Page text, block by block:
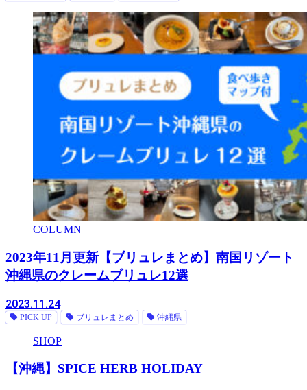
COLUMN
2023年11月更新【ブリュレまとめ】南国リゾート
沖縄県のクレームブリュレ12選
2023.11.24
PICK UP ブリュレまとめ 沖縄県
SHOP
【沖縄】SPICE HERB HOLIDAY